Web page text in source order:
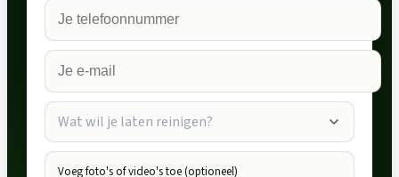
Wat wil je laten reinigen?
Voeg foto's of video's toe (optioneel)